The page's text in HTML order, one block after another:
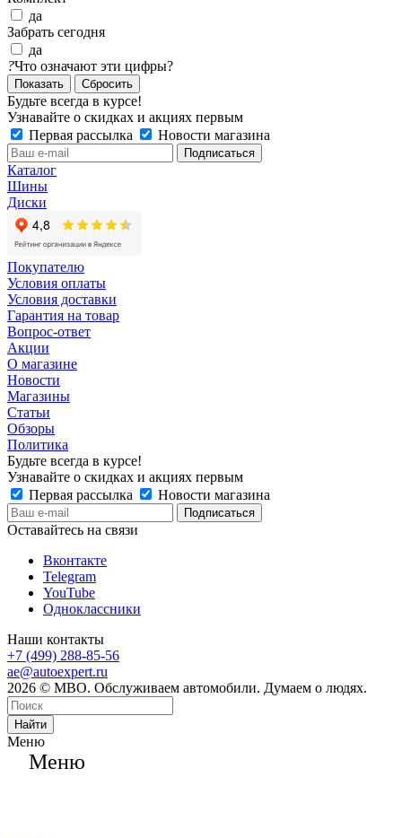
да
Забрать сегодня
да
?Что означают эти цифры?
Сбросить
Будьте всегда в курсе!
Узнавайте о скидках и акциях первым
Первая рассылка
Новости магазина
Каталог
Шины
Диски
Покупателю
Условия оплаты
Условия доставки
Гарантия на товар
Вопрос-ответ
Акции
О магазине
Новости
Магазины
Статьи
Обзоры
Политика
Будьте всегда в курсе!
Узнавайте о скидках и акциях первым
Первая рассылка
Новости магазина
Оставайтесь на связи
Вконтакте
Telegram
YouTube
Одноклассники
Наши контакты
+7 (499) 288-85-56
ae@autoexpert.ru
2026 © МВО. Обслуживаем автомобили. Думаем о людях.
Найти
Меню
Меню